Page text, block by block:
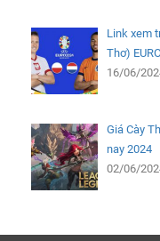
Link xem
Thơ)
16/06/
Giá Cày
nay 2024
02/06/